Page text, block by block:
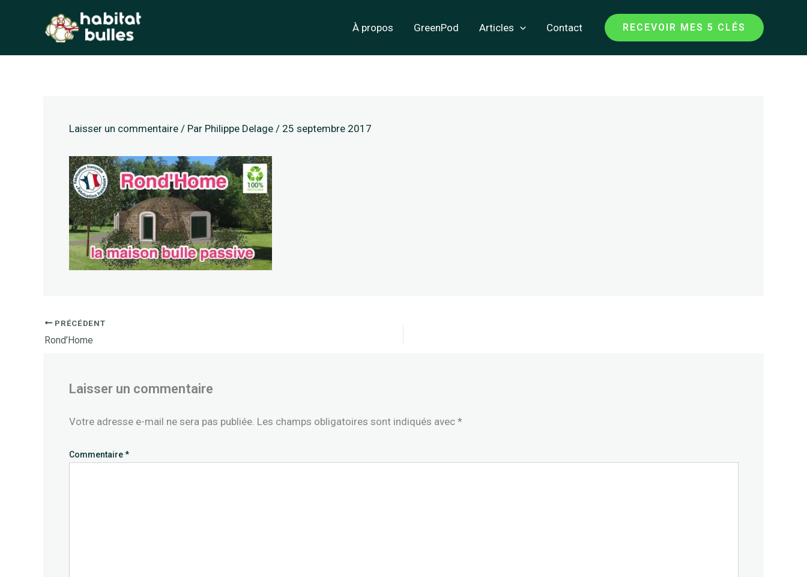
À propos GreenPod Articles Contact RECEVOIR MES 5 CLÉS
Laisser un commentaire / Par Philippe Delage / 25 septembre 2017
PRÉCÉDENT
Rond’Home
Laisser un commentaire
Votre adresse e-mail ne sera pas publiée. Les champs obligatoires sont indiqués avec *
Commentaire*